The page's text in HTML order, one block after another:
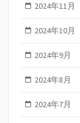
2024年11月
2024年10月
2024年9月
2024年8月
2024年7月